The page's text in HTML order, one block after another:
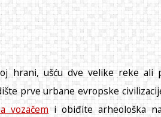
hrani, ušću dve velike reke ali
prve urbane evropske
vozačemi obiđite arheološka